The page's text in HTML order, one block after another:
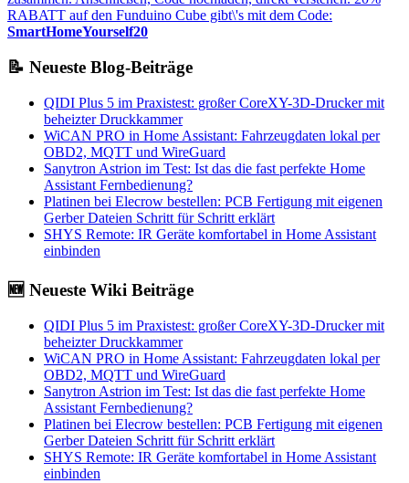
RABATT auf den Funduino Cube gibt\'s mit dem Code:
SmartHomeYourself20
📝 Neueste Blog-Beiträge
QIDI Plus 5 im Praxistest: großer CoreXY-3D-Drucker mit
beheizter Druckkammer
WiCAN PRO in Home Assistant: Fahrzeugdaten lokal per
OBD2, MQTT und WireGuard
Sanytron Astrion im Test: Ist das die fast perfekte Home
Assistant Fernbedienung?
Platinen bei Elecrow bestellen: PCB Fertigung mit eigenen
Gerber Dateien Schritt für Schritt erklärt
SHYS Remote: IR Geräte komfortabel in Home Assistant
einbinden
🆕 Neueste Wiki Beiträge
QIDI Plus 5 im Praxistest: großer CoreXY-3D-Drucker mit
beheizter Druckkammer
WiCAN PRO in Home Assistant: Fahrzeugdaten lokal per
OBD2, MQTT und WireGuard
Sanytron Astrion im Test: Ist das die fast perfekte Home
Assistant Fernbedienung?
Platinen bei Elecrow bestellen: PCB Fertigung mit eigenen
Gerber Dateien Schritt für Schritt erklärt
SHYS Remote: IR Geräte komfortabel in Home Assistant
einbinden